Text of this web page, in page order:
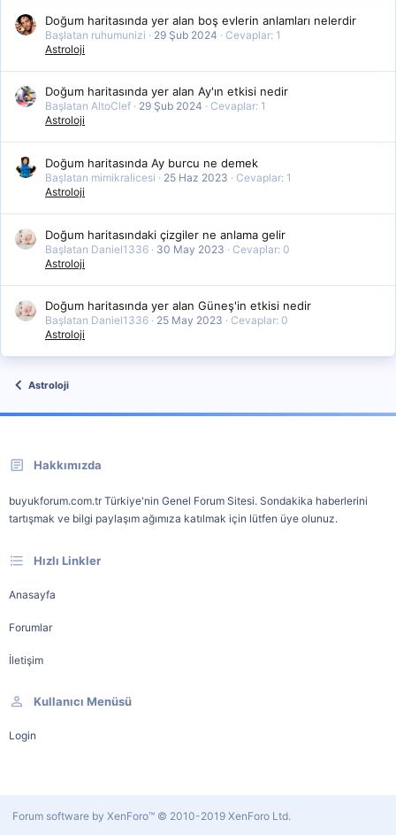
Doğum haritasında yer alan boş evlerin anlamları nelerdir
Başlatan ruhumunizi 29 Şub 2024
Cevaplar: 1
Astroloji
Doğum haritasında yer alan Ay'ın etkisi nedir
Başlatan AltoClef 29 Şub 2024
Cevaplar: 1
Astroloji
Doğum haritasında Ay burcu ne demek
Başlatan mimikralicesi 25 Haz 2023
Cevaplar: 1
Astroloji
Doğum haritasındaki çizgiler ne anlama gelir
Başlatan Daniel1336 30 May 2023
Cevaplar: 0
Astroloji
Doğum haritasında yer alan Güneş'in etkisi nedir
Başlatan Daniel1336 25 May 2023
Cevaplar: 0
Astroloji
Astroloji
Hakkımızda
buyukforum.com.tr Türkiye'nin Genel Forum Sitesi. Sondakika haberlerini
tartışmak ve bilgi paylaşım ağımıza katılmak için lütfen üye olunuz.
Hızlı Linkler
Anasayfa
Forumlar
İletişim
Kullanıcı Menüsü
Login
Forum software by XenForo™ © 2010-2019 XenForo Ltd.